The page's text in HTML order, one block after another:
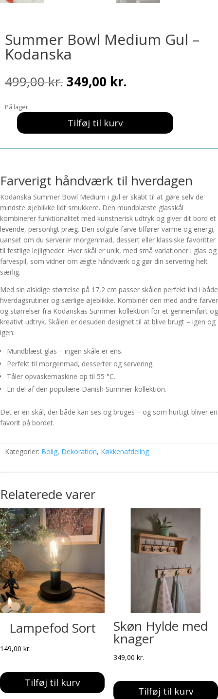
Summer Bowl Medium Gul –
Kodanska
499,00kr.Den
oprindelige
var:
499,00 kr..
349,00 kr.
er:
349,00 kr..
På lager
Summer
Medium
Kodanska
antal
Tilføj til kurv
Farverigt håndværk til hverdagen
Kodanska Summer Bowl Medium i gul er skabt til at gøre selv de
mindste øjeblikke lidt smukkere. Den mundblæste glasskål
kombinerer funktionalitet med kunstnerisk udtryk og giver dit bord et
levende, personligt præg. Den solgule farve tilfører varme og energi,
uanset om du serverer morgenmad, dessert eller klassiske favoritter
til festlige lejligheder. Hver skål er unik, med små variationer i glas og
farvespil, som vidner om ægte håndværk og gør din servering helt
særlig.
Med sin alsidige størrelse på 17,2 cm passer skålen perfekt ind i både
hverdagsrutiner og særlige øjeblikke. Kombinér den med andre farver
og størrelser fra Kodanskas Summer-kollektion for et gennemført og
kreativt udtryk. Skålen er desuden designet til at blive brugt – igen og
igen:
Mundblæst glas – ingen skåle er ens.
Perfekt til morgenmad, desserter og servering.
Tåler opvaskemaskine op til 55 °C.
En del af den populære Danish Summer-kollektion.
Det er en skål, der både kan ses og bruges – og som hurtigt bliver en
favorit på bordet.
Kategorier: Bolig, Dekoration, Køkkenafdeling
Relaterede varer
Lampefod Sort
149,00 kr.
Tilføj til kurv
Skøn Hylde med
knager
349,00 kr.
Tilføj til kurv